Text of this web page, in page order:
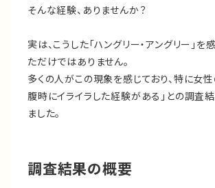
そんな経験、ありませんか？
実は、こうした「ハングリー・アングリー」
ただけではありません。
多くの人がこの現象を感じており、特に女
腹時にイライラした経験がある」との調査
ました。
調査結果の概要